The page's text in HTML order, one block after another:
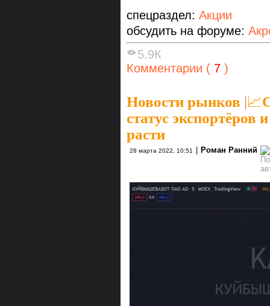
спецраздел: Акции
обсудить на форуме:
5.9К
Комментарии ( 7 )
Новости рынков |
статус экспортёров
расти
28 марта 2022, 10:51 | Роман Ранний